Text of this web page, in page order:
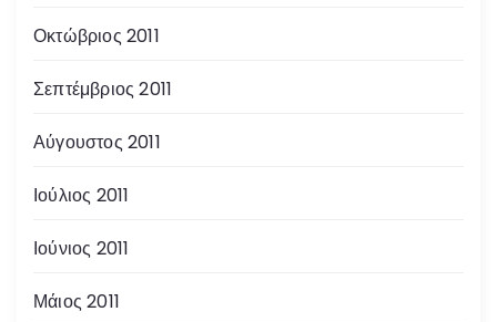
Οκτώβριος 2011
Σεπτέμβριος 2011
Αύγουστος 2011
Ιούλιος 2011
Ιούνιος 2011
Μάιος 2011